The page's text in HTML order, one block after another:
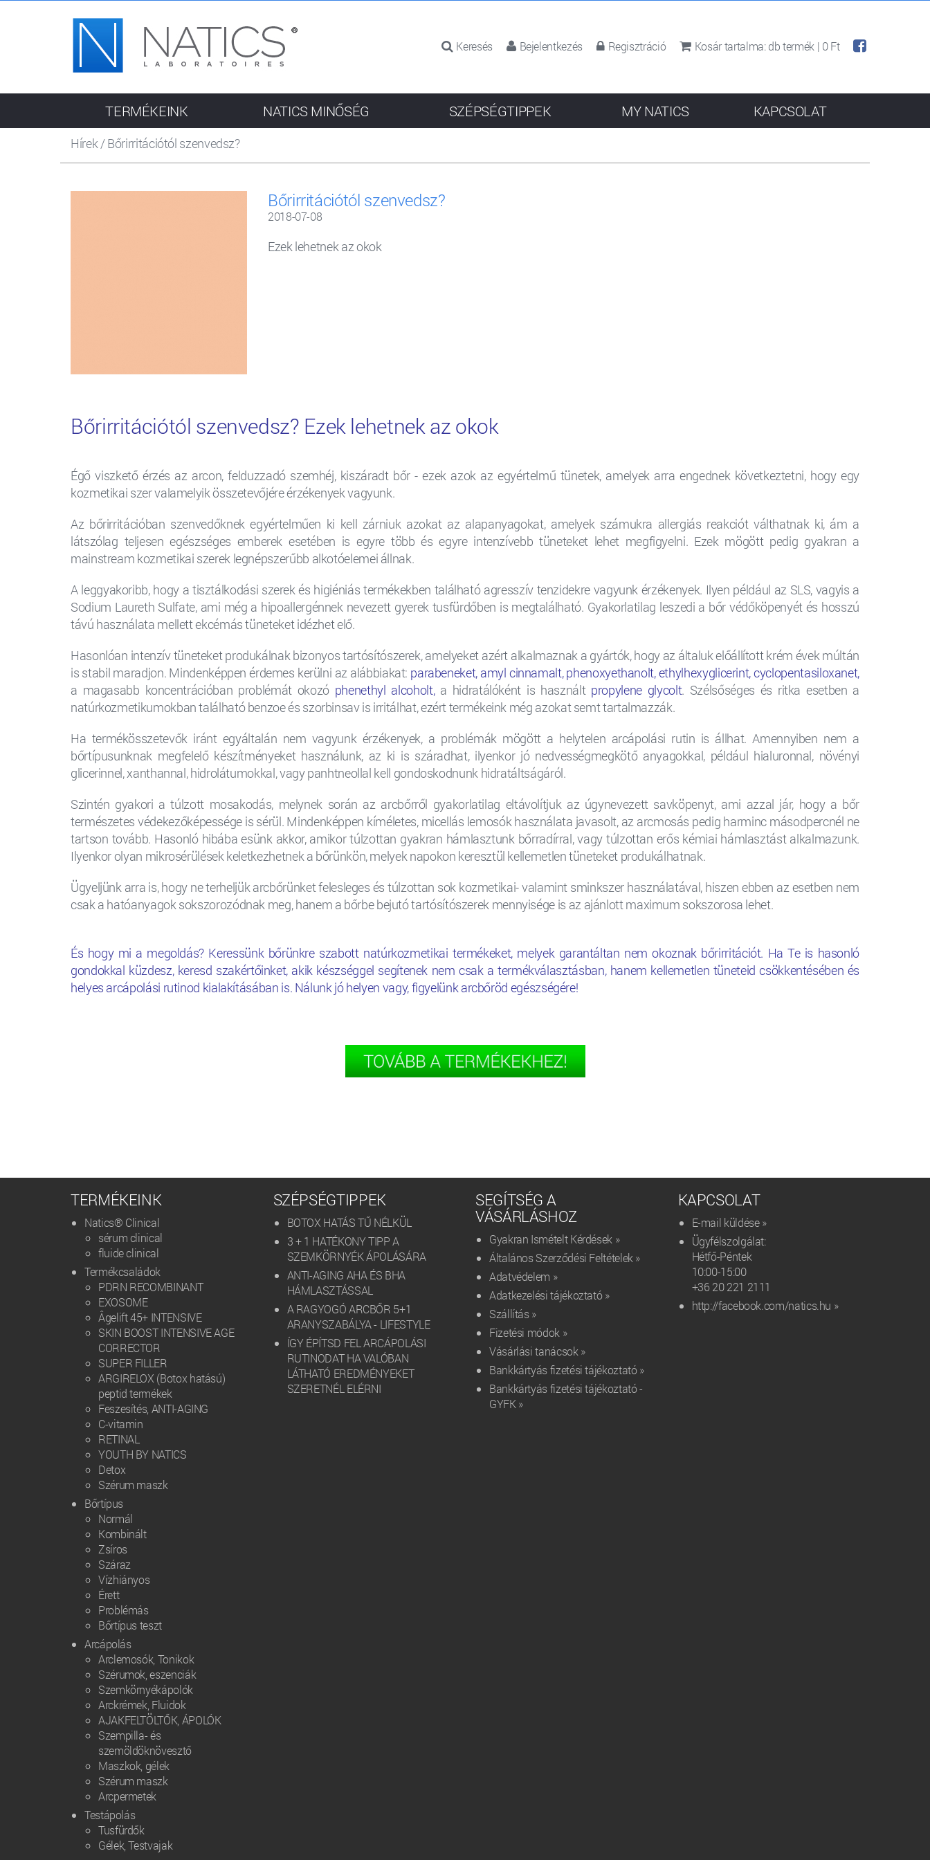
Keresés Bejelentkezés Regisztráció Kosár tartalma:db termék | 0 Ft
Hírek/Bőrirritációtól szenvedsz?
Bőrirritációtól szenvedsz?
2018-07-08
Ezek lehetnek az okok
Bőrirritációtól szenvedsz? Ezek lehetnek az okok
Égő viszkető érzés az arcon, felduzzadó szemhéj, kiszáradt bőr - ezek azok az egyértelmű tünetek, amelyek arra engednek következtetni, hogy egy
kozmetikai szer valamelyik összetevőjére érzékenyek vagyunk.
Az bőrirritációban szenvedőknek egyértelműen ki kell zárniuk azokat az alapanyagokat, amelyek számukra allergiás reakciót válthatnak ki, ám a
látszólag teljesen egészséges emberek esetében is egyre több és egyre intenzívebb tüneteket lehet megfigyelni. Ezek mögött pedig gyakran a
mainstream kozmetikai szerek legnépszerűbb alkotóelemei állnak.
A leggyakoribb, hogy a tisztálkodási szerek és higiéniás termékekben található agresszív tenzidekre vagyunk érzékenyek. Ilyen például az SLS, vagyis a
Sodium Laureth Sulfate, ami még a hipoallergénnek nevezett gyerek tusfürdőben is megtalálható. Gyakorlatilag leszedi a bőr védőköpenyét és hosszú
távú használata mellett ekcémás tüneteket idézhet elő.
Hasonlóan intenzív tüneteket produkálnak bizonyos tartósítószerek, amelyeket azért alkalmaznak a gyártók, hogy az általuk előállított krém évek múltán
is stabil maradjon. Mindenképpen érdemes kerülni az alábbiakat: parabeneket, amyl cinnamalt, phenoxyethanolt, ethylhexyglicerint, cyclopentasiloxanet,
a magasabb koncentrációban problémát okozó phenethyl alcoholt,a hidratálóként is használt propylene glycolt. Szélsőséges és ritka esetben a
natúrkozmetikumokban található benzoe és szorbinsav is irritálhat, ezért termékeink még azokat semt tartalmazzák.
Ha termékösszetevők iránt egyáltalán nem vagyunk érzékenyek, a problémák mögött a helytelen arcápolási rutin is állhat. Amennyiben nem a
bőrtípusunknak megfelelő készítményeket használunk, az ki is száradhat, ilyenkor jó nedvességmegkötő anyagokkal, például hialuronnal, növényi
glicerinnel, xanthannal, hidrolátumokkal, vagy panhtneollal kell gondoskodnunk hidratáltságáról.
Szintén gyakori a túlzott mosakodás, melynek során az arcbőrről gyakorlatilag eltávolítjuk az úgynevezett savköpenyt, ami azzal jár, hogy a bőr
természetes védekezőképessége is sérül. Mindenképpen kíméletes, micellás lemosók használata javasolt, az arcmosás pedig harminc másodpercnél ne
tartson tovább. Hasonló hibába esünk akkor, amikor túlzottan gyakran hámlasztunk bőrradírral, vagy túlzottan erős kémiai hámlasztást alkalmazunk.
Ilyenkor olyan mikrosérülések keletkezhetnek a bőrünkön, melyek napokon keresztül kellemetlen tüneteket produkálhatnak.
Ügyeljünk arra is, hogy ne terheljük arcbőrünket felesleges és túlzottan sok kozmetikai- valamint sminkszer használatával, hiszen ebben az esetben nem
csak a hatóanyagok sokszorozódnak meg, hanem a bőrbe bejutó tartósítószerek mennyisége is az ajánlott maximum sokszorosa lehet.
És hogy mi a megoldás? Keressünk bőrünkre szabott natúrkozmetikai termékeket, melyek garantáltan nem okoznak bőrirritációt. Ha Te is hasonló
gondokkal küzdesz, keresd szakértőinket, akik készséggel segítenek nem csak a termékválasztásban, hanem kellemetlen tüneteid csökkentésében és
helyes arcápolási rutinod kialakításában is. Nálunk jó helyen vagy, figyelünk arcbőröd egészségére!
TERMÉKEINK NATICS MINŐSÉG SZÉPSÉGTIPPEK MY NATICS KAPCSOLAT
TERMÉKEINK
Natics® Clinical
sérum clinical
fluide clinical
Termékcsaládok
PDRN RECOMBINANT
EXOSOME
Âgelift 45+ INTENSIVE
SKIN BOOST INTENSIVE AGE
CORRECTOR
SUPER FILLER
ARGIRELOX (Botox hatású)
peptid termékek
Feszesítés, ANTI-AGING
C-vitamin
RETINAL
YOUTH BY NATICS
Detox
Szérum maszk
Bőrtípus
Normál
Kombinált
Zsíros
Száraz
Vízhiányos
Érett
Problémás
Bőrtípus teszt
Arcápolás
Arclemosók, Tonikok
Szérumok, eszenciák
Szemkörnyékápolók
Arckrémek, Fluidok
AJAKFELTÖLTŐK, ÁPOLÓK
Szempilla- és
szemöldöknövesztő
Maszkok, gélek
Szérum maszk
Arcpermetek
Testápolás
Tusfürdők
Gélek, Testvajak
SZÉPSÉGTIPPEK
BOTOX HATÁS TŰ NÉLKÜL
3 + 1 HATÉKONY TIPP A
SZEMKÖRNYÉK ÁPOLÁSÁRA
ANTI-AGING AHA ÉS BHA
HÁMLASZTÁSSAL
A RAGYOGÓ ARCBŐR 5+1
ARANYSZABÁLYA - LIFESTYLE
ÍGY ÉPÍTSD FEL ARCÁPOLÁSI
RUTINODAT HA VALÓBAN
LÁTHATÓ EREDMÉNYEKET
SZERETNÉL ELÉRNI
SEGÍTSÉG A
VÁSÁRLÁSHOZ
Gyakran Ismételt Kérdések »
Általános Szerződési Feltételek »
Adatvédelem »
Adatkezelési tájékoztató »
Szállítás »
Fizetési módok »
Vásárlási tanácsok »
Bankkártyás fizetési tájékoztató »
Bankkártyás fizetési tájékoztató -
GYFK »
KAPCSOLAT
E-mail küldése »
Ügyfélszolgálat:
Hétfő-Péntek
10:00-15:00
+36 20 221 2111‬
http://facebook.com/natics.hu »